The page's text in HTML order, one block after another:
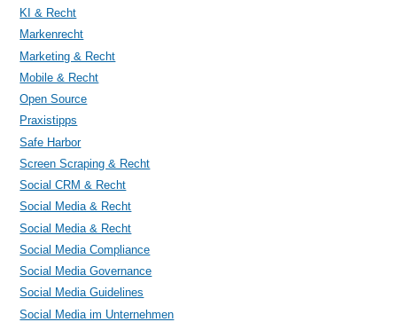
KI & Recht
Markenrecht
Marketing & Recht
Mobile & Recht
Open Source
Praxistipps
Safe Harbor
Screen Scraping & Recht
Social CRM & Recht
Social Media & Recht
Social Media & Recht
Social Media Compliance
Social Media Governance
Social Media Guidelines
Social Media im Unternehmen